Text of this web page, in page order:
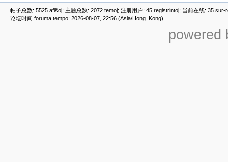
帖子总数: 5525 afiŝoj; 主题总数: 2072 temoj; 注册用户: 45 registrintoj; 当前在线: 35
论坛时间 foruma tempo: 2026-08-07, 22:56 (Asia/Hong_Kong)
powered